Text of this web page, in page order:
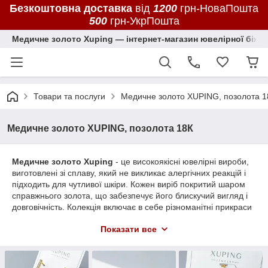
Безкоштовна доставка від 1200 грн-НоваПошта
500грн-УкрПошта
Медичне золото Xuping — інтернет-магазин ювелірної
Товари та послуги Медичне золото XUPING, позолота
Медичне золото XUPING, позолота 18К
Медичне золото Xuping - це високоякісні ювелірні вироби,
виготовлені зі сплаву, який не викликає алергічних реакцій і
підходить для чутливої шкіри. Кожен виріб покритий шаром
справжнього золота, що забезпечує його блискучий вигляд і
довговічність. Колекція включає в себе різноманітні прикраси
каблучок. Медична позолотка Xuping поєднує в собі
його ідеальним вибором для тих, хто цінує стиль і комфорт.
Показати все